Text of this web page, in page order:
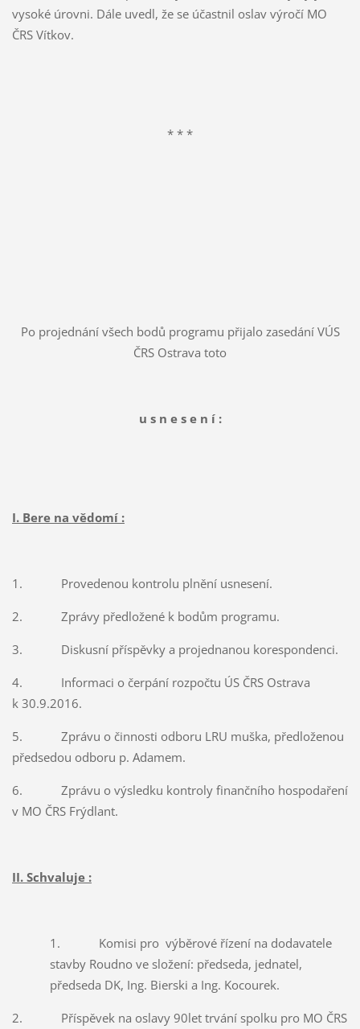
vysoké úrovni. Dále uvedl, že se účastnil oslav výročí MO
ČRS Vítkov.
* * *
Po projednání všech bodů programu přijalo zasedání VÚS
ČRS Ostrava toto
u s n e s e n í :
I. Bere na vědomí :
1. Provedenou kontrolu plnění usnesení.
2. Zprávy předložené k bodům programu.
3. Diskusní příspěvky a projednanou korespondenci.
4. Informaci o čerpání rozpočtu ÚS ČRS Ostrava
k 30.9.2016.
5. Zprávu o činnosti odboru LRU muška, předloženou
předsedou odboru p. Adamem.
6. Zprávu o výsledku kontroly finančního hospodaření
v MO ČRS Frýdlant.
II. Schvaluje :
1. Komisi pro výběrové řízení na dodavatele
stavby Roudno ve složení: předseda, jednatel,
předseda DK, Ing. Bierski a Ing. Kocourek.
2. Příspěvek na oslavy 90let trvání spolku pro MO ČRS